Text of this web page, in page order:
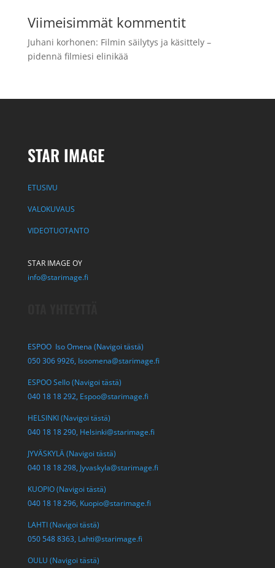
Viimeisimmät kommentit
Juhani korhonen: Filmin säilytys ja käsittely –
pidennä filmiesi elinikää
STAR IMAGE
ETUSIVU
VALOKUVAUS
VIDEOTUOTANTO
STAR IMAGE OY
info@starimage.fi
ESPOO Iso Omena (Navigoi tästä)
050 306 9926, Isoomena@starimage.fi
ESPOO Sello (Navigoi tästä)
040 18 18 292, Espoo@starimage.fi
HELSINKI (Navigoi tästä)
040 18 18 290, Helsinki@starimage.fi
JYVÄSKYLÄ (Navigoi tästä)
040 18 18 298, Jyvaskyla@starimage.fi
KUOPIO (Navigoi tästä)
040 18 18 296, Kuopio@starimage.fi
LAHTI (Navigoi tästä)
050 548 8363, Lahti@starimage.fi
OULU (Navigoi tästä)